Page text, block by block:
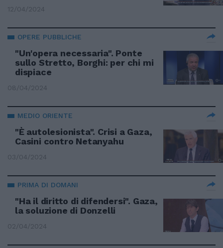
12/04/2024
OPERE PUBBLICHE
"Un'opera necessaria". Ponte
sullo Stretto, Borghi: per chi mi
dispiace
08/04/2024
MEDIO ORIENTE
"È autolesionista". Crisi a Gaza,
Casini contro Netanyahu
03/04/2024
PRIMA DI DOMANI
"Ha il diritto di difendersi". Gaza,
la soluzione di Donzelli
02/04/2024